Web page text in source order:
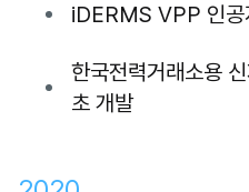
iDERMS VPP 인공
한국전력거래소용
초 개발